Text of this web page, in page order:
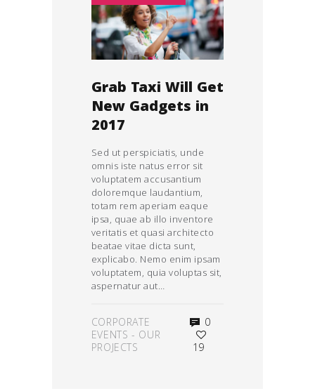
Grab Taxi Will Get
New Gadgets in
2017
Sed ut perspiciatis, unde
omnis iste natus error sit
voluptatem accusantium
doloremque laudantium,
totam rem aperiam eaque
ipsa, quae ab illo inventore
veritatis et quasi architecto
beatae vitae dicta sunt,
explicabo. Nemo enim ipsam
voluptatem, quia voluptas sit,
aspernatur aut…
CORPORATE
EVENTS - OUR
PROJECTS
0
19